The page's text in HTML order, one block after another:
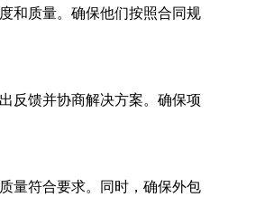
和质量。确保他们按照合同规
反馈并协商解决方案。确保项
量符合要求。同时，确保外包